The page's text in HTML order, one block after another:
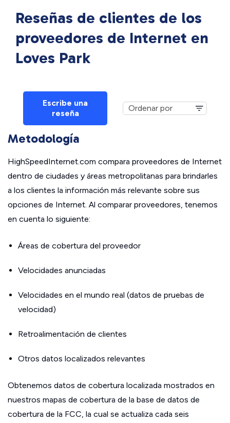
Reseñas de clientes de los
proveedores de Internet en
Loves Park
Escribe una
reseña
Metodología
HighSpeedInternet.com compara proveedores de Internet
dentro de ciudades y áreas metropolitanas para brindarles
a los clientes la información más relevante sobre sus
opciones de Internet. Al comparar proveedores, tenemos
en cuenta lo siguiente:
Áreas de cobertura del proveedor
Velocidades anunciadas
Velocidades en el mundo real (datos de pruebas de
velocidad)
Retroalimentación de clientes
Otros datos localizados relevantes
Obtenemos datos de cobertura localizada mostrados en
nuestros mapas de cobertura de la base de datos de
cobertura de la FCC, la cual se actualiza cada seis